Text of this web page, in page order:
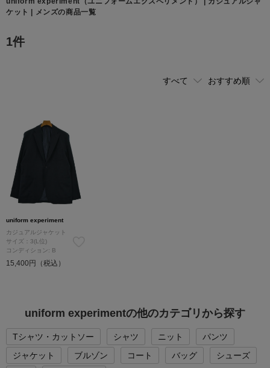
ケット | メンズの商品一覧
1件
uniform experiment
カジュアルジャケット
サイズ：3(L位)
コンディション: B
15,400円（税込）
uniform experimentの他のカテゴリから探す
Tシャツ・カットソー シャツ ニット
パンツ
ジャケット
ブルゾン コート バッグ
シューズ